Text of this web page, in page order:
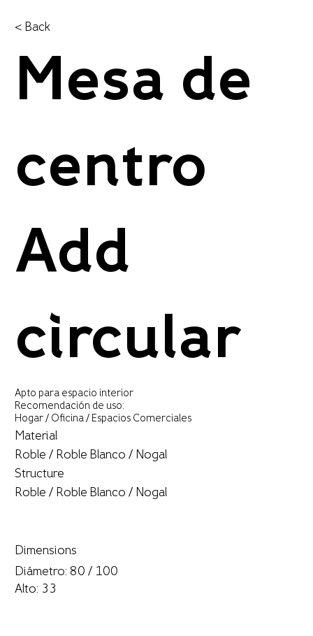
< Back
Mesa de
centro
Add
circular
Apto para espacio interior
Recomendación de uso:
Hogar / Oficina / Espacios Comerciales
Material
Roble / Roble Blanco / Nogal
Structure
Roble / Roble Blanco / Nogal
Dimensions
Diámetro: 80 / 100
Alto: 33